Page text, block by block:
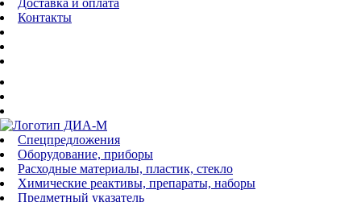
Доставка и оплата
Контакты
Спецпредложения
Оборудование, приборы
Расходные материалы, пластик, стекло
Химические реактивы, препараты, наборы
Предметный указатель